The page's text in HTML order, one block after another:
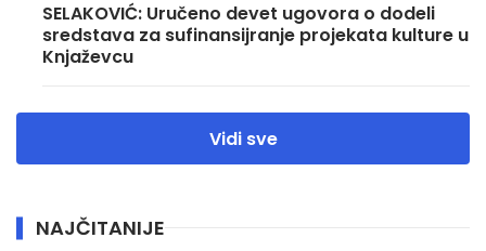
SELAKOVIĆ: Uručeno devet ugovora o dodeli
sredstava za sufinansijranje projekata kulture u
Knjaževcu
Vidi sve
NAJČITANIJE